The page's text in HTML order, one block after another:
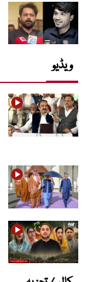
ویڈیو